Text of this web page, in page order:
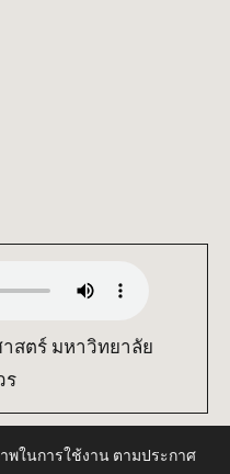
พในการใช้งาน ตามประกาศ
สตร์ มหาวิทยาลัย
ร